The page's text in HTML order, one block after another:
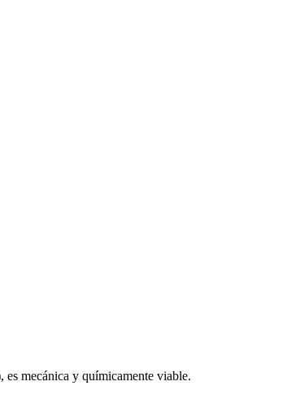
es mecánica y químicamente viable.